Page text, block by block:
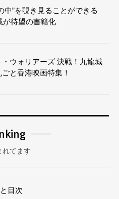
中”を覗き見ることができる
が待望の書籍化
・ウォリアーズ 決戦！九龍城
と香港映画特集！
れてます
目次